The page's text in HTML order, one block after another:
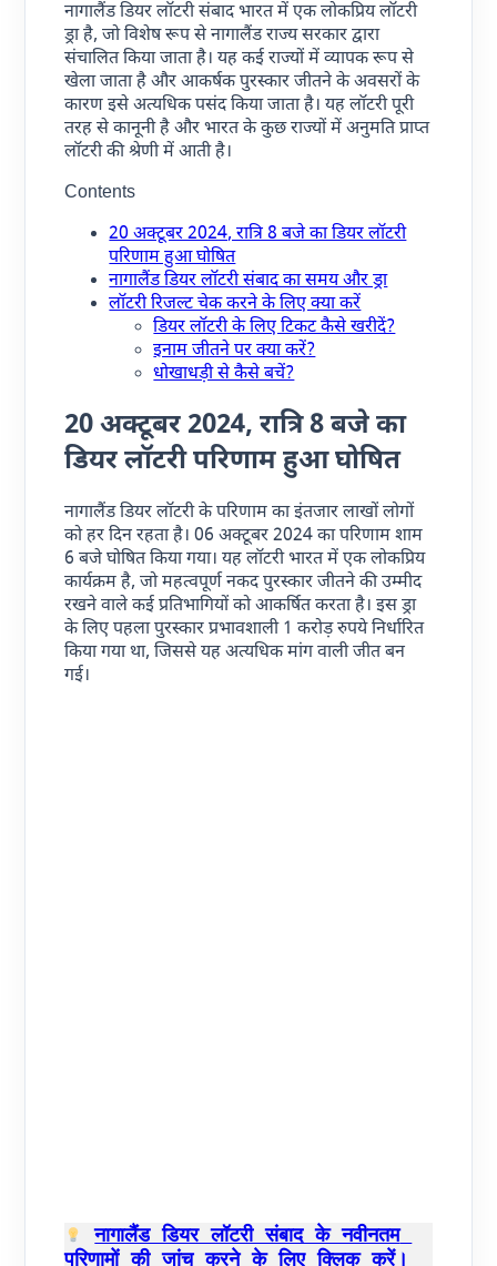
नागालैंड डियर लॉटरी संबाद भारत में एक लोकप्रिय लॉटरी
ड्रा है, जो विशेष रूप से नागालैंड राज्य सरकार द्वारा
संचालित किया जाता है। यह कई राज्यों में व्यापक रूप से
खेला जाता है और आकर्षक पुरस्कार जीतने के अवसरों के
कारण इसे अत्यधिक पसंद किया जाता है। यह लॉटरी पूरी
तरह से कानूनी है और भारत के कुछ राज्यों में अनुमति प्राप्त
लॉटरी की श्रेणी में आती है।
Contents
20 अक्टूबर 2024, रात्रि 8 बजे का डियर लॉटरी
परिणाम हुआ घोषित
नागालैंड डियर लॉटरी संबाद का समय और ड्रा
लॉटरी रिजल्ट चेक करने के लिए क्या करें
डियर लॉटरी के लिए टिकट कैसे खरीदें?
इनाम जीतने पर क्या करें?
धोखाधड़ी से कैसे बचें?
20 अक्टूबर 2024,रात्रि8 बजे का
डियर लॉटरी परिणाम हुआ घोषित
नागालैंड डियर लॉटरी के परिणाम का इंतजार लाखों लोगों
को हर दिन रहता है। 06 अक्टूबर 2024 का परिणाम शाम
6 बजे घोषित किया गया। यह लॉटरी भारत में एक लोकप्रिय
कार्यक्रम है, जो महत्वपूर्ण नकद पुरस्कार जीतने की उम्मीद
रखने वाले कई प्रतिभागियों को आकर्षित करता है। इस ड्रा
के लिए पहला पुरस्कार प्रभावशाली 1 करोड़ रुपये निर्धारित
किया गया था, जिससे यह अत्यधिक मांग वाली जीत बन
गई।
नागालैंड डियर लॉटरी संबाद के नवीनतम
परिणामों की जांच करने के लिए क्लिक करें।